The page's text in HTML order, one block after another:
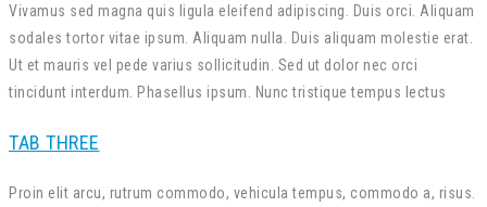
Vivamus sed magna quis ligula eleifend adipiscing. Duis orci. Aliquam
sodales tortor vitae ipsum. Aliquam nulla. Duis aliquam molestie erat.
Ut et mauris vel pede varius sollicitudin. Sed ut dolor nec orci
tincidunt interdum. Phasellus ipsum. Nunc tristique tempus lectus
TAB THREE
Proin elit arcu, rutrum commodo, vehicula tempus, commodo a, risus.